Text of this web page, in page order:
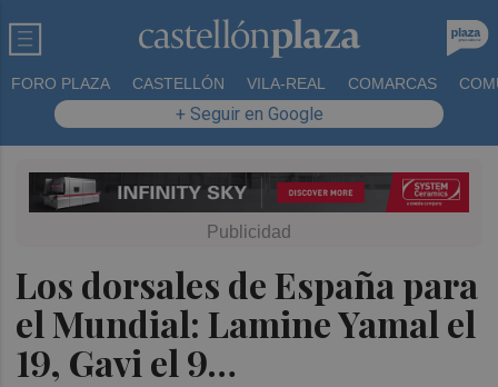
FORO PLAZA CASTELLÓN VILA-REAL COMARCAS
+ Seguir en Google
Los dorsales de España para
el Mundial: Lamine Yamal el
19, Gavi el 9…